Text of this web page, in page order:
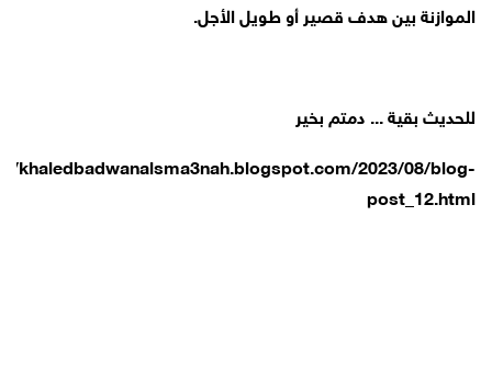
الموازنة بين هدف قصير أو طويل الأجل.
للحديث بقية ... دمتم بخير
khaledbadwanalsma3nah.blogspot.com/2023/08/blog-
post_12.html